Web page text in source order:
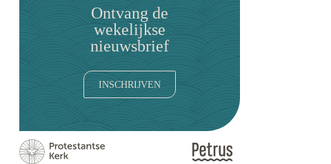
Ontvang de
wekelijkse
nieuwsbrief
INSCHRIJVEN